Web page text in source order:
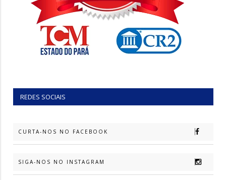
REDES SOCIAIS
CURTA-NOS NO FACEBOOK
SIGA-NOS NO INSTAGRAM